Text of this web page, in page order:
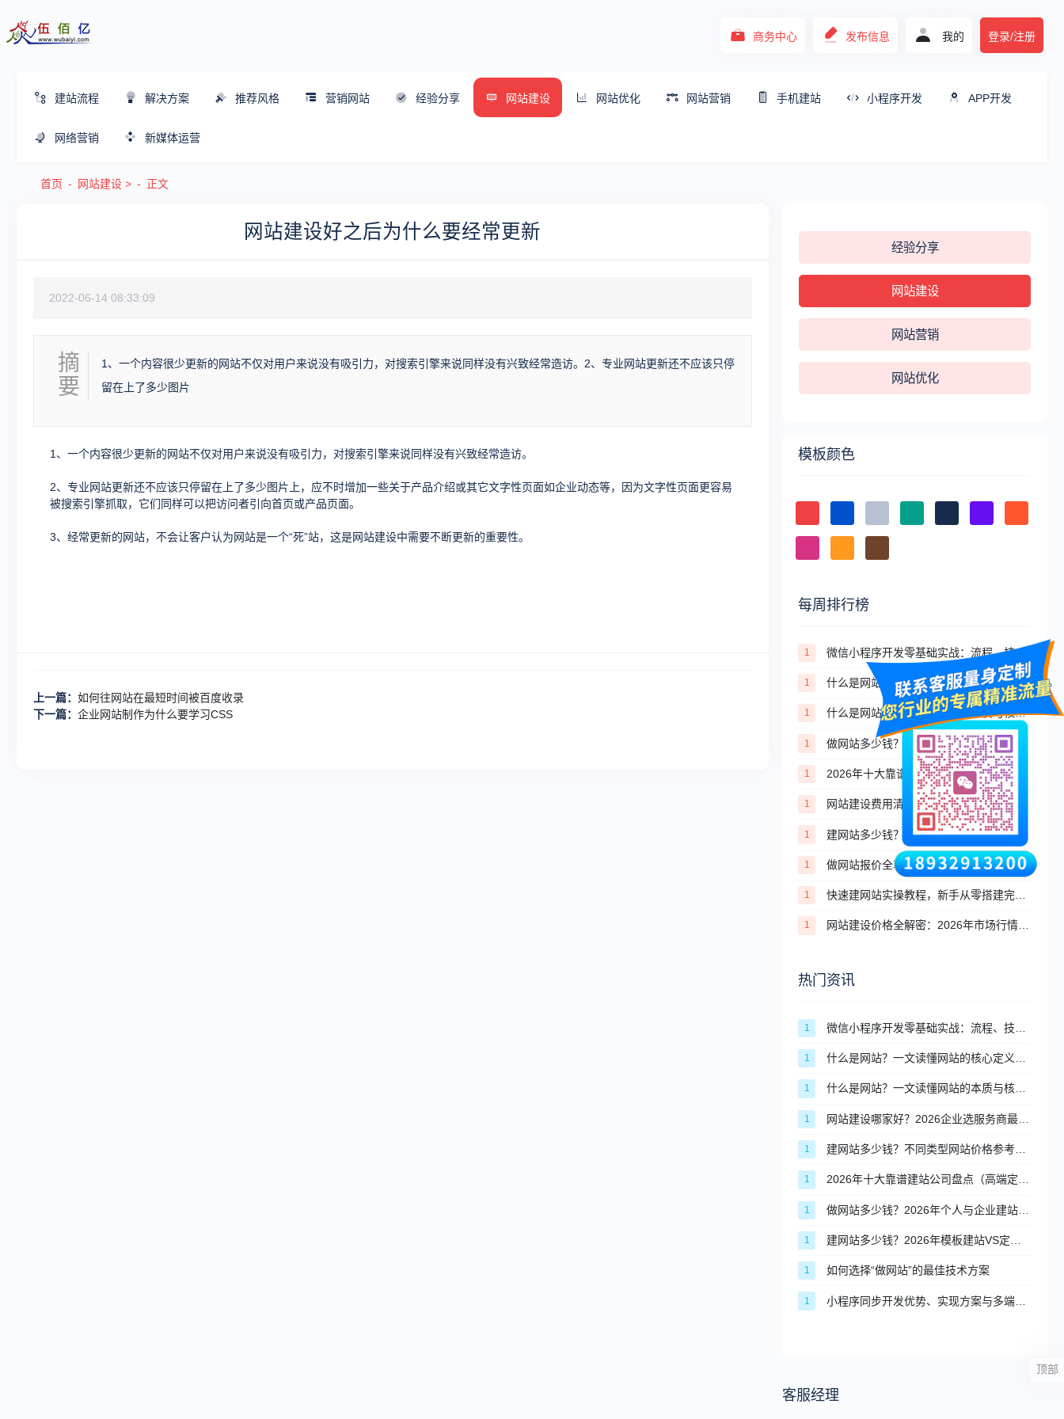
商务中心 发布信息 我的 登录/注册
建站流程 解决方案 推荐风格 营销网站 经验分享 网站建设 网站优化 网站营销 手机建站 小程序开发 APP开发
网络营销 新媒体运营
首页 网站建设 > 正文
经验分享
网站建设
网站营销
网站优化
模板颜色
每周排行榜
1 微信小程序开发零基础实战：流程、技术、审核避坑全攻略
1 什么是网站？一文读懂网站的核心定义与分类
1 什么是网站？一文读懂网站的本质与核心价值
1
1
1
1 建网站多少钱？2026年模板建站VS定制建站价格对比
1 做网站报价全攻略，从刚需到高端一站式报价参考
1
1 网站建设价格全解密：2026年市场行情与避坑指南
热门资讯
1
1
1 什么是网站？一文读懂网站的本质与核心价值
1
1
1 2026年十大靠谱建站公司盘点（高端定制篇）
1
1
1 如何选择“做网站”的最佳技术方案
1
客服经理
网站建设好之后为什么要经常更新
2022-06-14 08:33:09
摘
要
1、一个内容很少更新的网站不仅对用户来说没有吸引力，对搜索引擎来说同样没有兴致经常造访。2、专业网站更新还不应该只停
留在上了多少图片
1、一个内容很少更新的网站不仅对用户来说没有吸引力，对搜索引擎来说同样没有兴致经常造访。
2、专业网站更新还不应该只停留在上了多少图片上，应不时增加一些关于产品介绍或其它文字性页面如企业动态等，因为文字性页面更容易
被搜索引擎抓取，它们同样可以把访问者引向首页或产品页面。
3、经常更新的网站，不会让客户认为网站是一个“死”站，这是网站建设中需要不断更新的重要性。
上一篇： 如何往网站在最短时间被百度收录
下一篇： 企业网站制作为什么要学习CSS
顶部